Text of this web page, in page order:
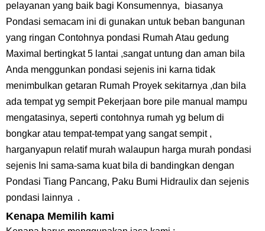
pelayanan yang baik bagi Konsumennya, biasanya
Pondasi semacam ini di gunakan untuk beban bangunan
yang ringan Contohnya pondasi Rumah Atau gedung
Maximal bertingkat 5 lantai ,sangat untung dan aman bila
Anda menggunkan pondasi sejenis ini karna tidak
menimbulkan getaran Rumah Proyek sekitarnya ,dan bila
ada tempat yg sempit Pekerjaan bore pile manual mampu
mengatasinya, seperti contohnya rumah yg belum di
bongkar atau tempat-tempat yang sangat sempit ,
harganyapun relatif murah walaupun harga murah pondasi
sejenis Ini sama-sama kuat bila di bandingkan dengan
Pondasi Tiang Pancang, Paku Bumi Hidraulix dan sejenis
pondasi lainnya .
Kenapa Memilih kami